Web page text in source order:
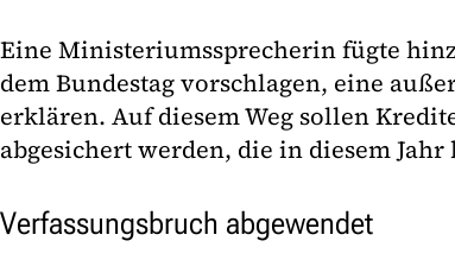
Eine Ministeriumssprecherin fügte
dem Bundestag vorschlagen, eine
erklären. Auf diesem Weg sollen
abgesichert werden, die in diesem
Verfassungsbruch abgewendet